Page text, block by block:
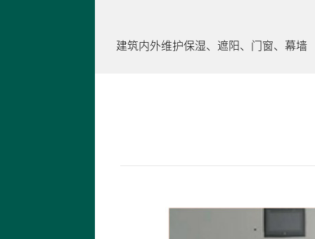
建筑内外维护保湿、遮阳、门窗、幕墙